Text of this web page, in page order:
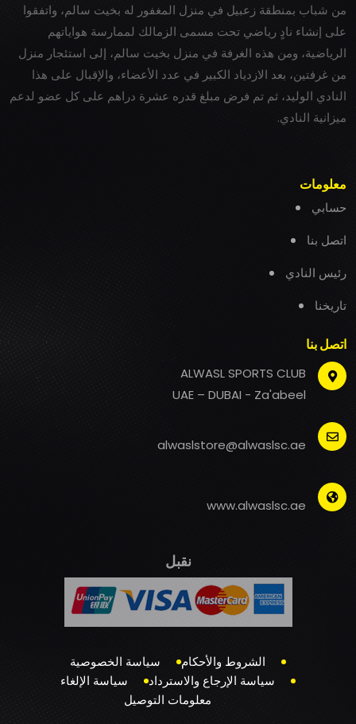
من شباب بمنطقة زعبيل في منزل المغفور له بخيت سالم، واتفقوا
على إنشاء نادٍ رياضي تحت مسمى الزمالك لممارسة هواياتهم
الرياضية، ومن هذه الغرفة في منزل بخيت سالم، إلى استئجار منزل
من غرفتين، بعد الازدياد الكبير في عدد الأعضاء، والإقبال على هذا
النادي الوليد، ثم تم فرض مبلغ قدره عشرة دراهم على كل عضو لدعم
ميزانية النادي.
معلومات
حسابي
اتصل بنا
رئيس النادي
تاريخنا
اتصل بنا
ALWASL SPORTS CLUB
UAE – DUBAI - Za'abeel
alwaslstore@alwaslsc.ae
www.alwaslsc.ae
نقبل
الشروط والأحكام
سياسة الخصوصية
سياسة الإرجاع والاسترداد
سياسة الإلغاء
معلومات التوصيل